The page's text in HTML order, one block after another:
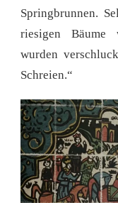
Springbrunnen.
riesigen Bäume
wurden
Schreien.“